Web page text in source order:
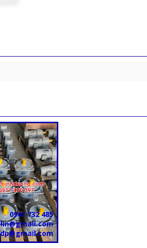
0941 732 485